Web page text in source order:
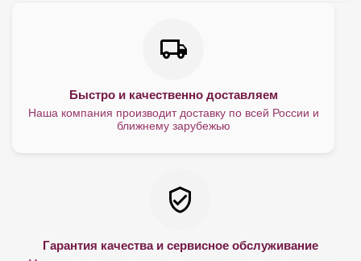
Быстро и качественно доставляем
Наша компания производит доставку по всей России и
ближнему зарубежью
Гарантия качества и сервисное обслуживание